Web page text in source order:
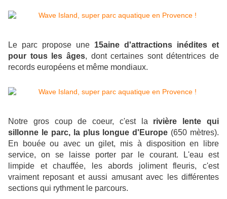
Le parc propose une 15aine d'attractions inédites et
pour tous les âges, dont certaines sont détentrices de
records européens et même mondiaux.
Notre gros coup de coeur, c'est la rivière lente qui
sillonne le parc, la plus longue d'Europe (650 mètres).
En bouée ou avec un gilet, mis à disposition en libre
service, on se laisse porter par le courant. L'eau est
limpide et chauffée, les abords joliment fleuris, c'est
vraiment reposant et aussi amusant avec les différentes
sections qui rythment le parcours.